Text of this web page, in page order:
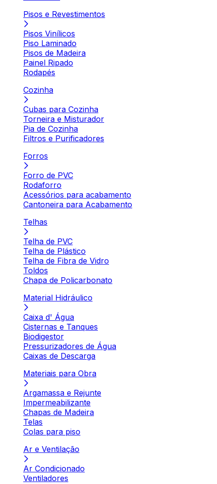
Pisos e Revestimentos
Pisos Vinílicos
Piso Laminado
Pisos de Madeira
Painel Ripado
Rodapés
Cozinha
Cubas para Cozinha
Torneira e Misturador
Pia de Cozinha
Filtros e Purificadores
Forros
Forro de PVC
Rodaforro
Acessórios para acabamento
Cantoneira para Acabamento
Telhas
Telha de PVC
Telha de Plástico
Telha de Fibra de Vidro
Toldos
Chapa de Policarbonato
Material Hidráulico
Caixa d' Água
Cisternas e Tanques
Biodigestor
Pressurizadores de Água
Caixas de Descarga
Materiais para Obra
Argamassa e Rejunte
Impermeabilizante
Chapas de Madeira
Telas
Colas para piso
Ar e Ventilação
Ar Condicionado
Ventiladores